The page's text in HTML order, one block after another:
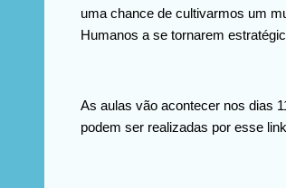
uma chance de cultivarmos um
Humanos a se tornarem
As aulas vão acontecer nos dias
podem ser realizadas por esse